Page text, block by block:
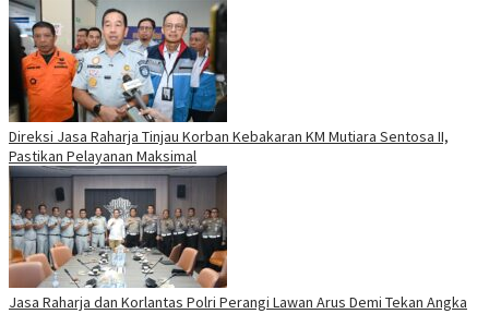
Direksi Jasa Raharja Tinjau Korban Kebakaran KM Mutiara Sentosa II,
Pastikan Pelayanan Maksimal
Jasa Raharja dan Korlantas Polri Perangi Lawan Arus Demi Tekan Angka